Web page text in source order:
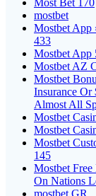
Most Bet 170
mostbet
Mostbet App
433
Mostbet App
Mostbet AZ
Mostbet
Insurance
Almost All
Mostbet
Mostbet
Mostbet
145
Mostbet
On Nations